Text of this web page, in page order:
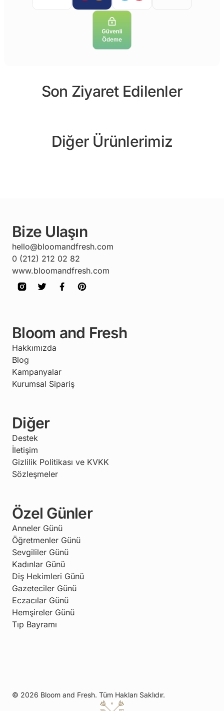
Son Ziyaret Edilenler
Diğer Ürünlerimiz
Bize Ulaşın
hello@bloomandfresh.com
0 (212) 212 02 82
www.bloomandfresh.com
Bloom and Fresh
Hakkımızda
Blog
Kampanyalar
Kurumsal Sipariş
Diğer
Destek
İletişim
Gizlilik Politikası ve KVKK
Sözleşmeler
Özel Günler
Anneler Günü
Öğretmenler Günü
Sevgililer Günü
Kadınlar Günü
Diş Hekimleri Günü
Gazeteciler Günü
Eczacılar Günü
Hemşireler Günü
Tıp Bayramı
© 2026 Bloom and Fresh. Tüm Hakları Saklıdır.